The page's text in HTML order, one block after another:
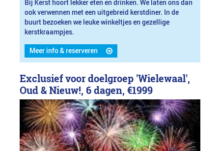
Bij Kerst hoort lekker eten en drinken. We laten ons dan
ook verwennen met een uitgebreid kerstdiner. In de
buurt bezoeken we leuke winkeltjes en gezellige
kerstkraampjes.
Meer info & reserveren
Exclusief voor doelgroep 'Wielewaal',
Oud & Nieuw!, 6 dagen, €1999